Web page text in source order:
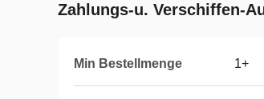
Zahlungs-u. Verschiffen-
Min Bestellmenge 1+